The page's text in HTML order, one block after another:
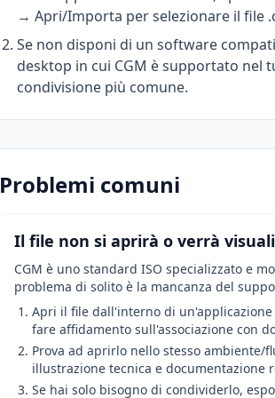
→ Apri/Importa per selezionare il file
Se non disponi di un software
desktop in cui CGM è supportato
condivisione più comune.
Problemi comuni
Il file non si aprirà o verrà
CGM è uno standard ISO specializzato e
problema di solito è la mancanza del
Apri il file dall'interno di
fare affidamento sull'associazione con
Prova ad aprirlo nello stesso ambiente/
illustrazione tecnica e documentazione
Se hai solo bisogno di condividerlo,